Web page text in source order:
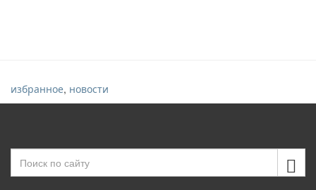
избранное, новости